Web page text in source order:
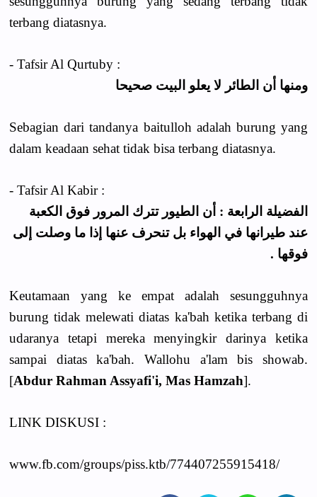
terbang diatasnya.
- Tafsir Al Qurtuby :
ومنها أن الطائر لا يعلو البيت صحيحا
Sebagian dari tandanya baitulloh adalah burung yang
dalam keadaan sehat tidak bisa terbang diatasnya.
- Tafsir Al Kabir :
الفضيلة الرابعة : أن الطيور تترك المرور فوق الكعبة
عند طيرانها في الهواء بل تنحرف عنها إذا ما وصلت إلى
فوقها .
Keutamaan yang ke empat adalah sesungguhnya
burung tidak melewati diatas ka'bah ketika terbang di
udaranya tetapi mereka menyingkir darinya ketika
sampai diatas ka'bah. Wallohu a'lam bis showab.
[Abdur Rahman Assyafi'i, Mas Hamzah].
LINK DISKUSI :
www.fb.com/groups/piss.ktb/774407255915418/